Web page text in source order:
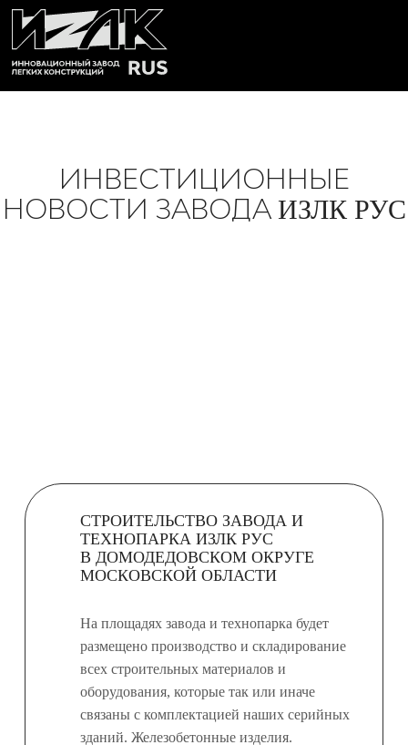
ИНВЕСТИЦИОННЫЕ
НОВОСТИ ЗАВОДА ИЗЛК РУС
СТРОИТЕЛЬСТВО ЗАВОДА И
ТЕХНОПАРКА ИЗЛК РУС
В ДОМОДЕДОВСКОМ ОКРУГЕ
МОСКОВСКОЙ ОБЛАСТИ
На площадях завода и технопарка будет
размещено производство и складирование
всех строительных материалов и
оборудования, которые так или иначе
связаны с комплектацией наших серийных
зданий. Железобетонные изделия.